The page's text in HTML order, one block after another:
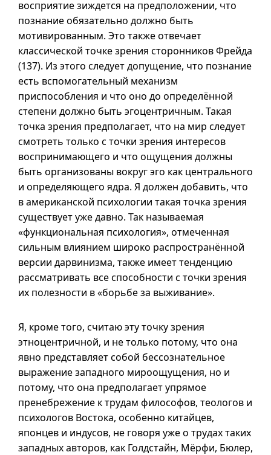
восприятие зиждется на предположении, что
познание обязательно должно быть
мотивированным. Это также отвечает
классической точке зрения сторонников Фрейда
(137). Из этого следует допущение, что познание
есть вспомогательный механизм
приспособления и что оно до определённой
степени должно быть эгоцентричным. Такая
точка зрения предполагает, что на мир следует
смотреть только с точки зрения интересов
воспринимающего и что ощущения должны
быть организованы вокруг эго как центрального
и определяющего ядра. Я должен добавить, что
в американской психологии такая точка зрения
существует уже давно. Так называемая
«функциональная психология», отмеченная
сильным влиянием широко распространённой
версии дарвинизма, также имеет тенденцию
рассматривать все способности с точки зрения
их полезности в «борьбе за выживание».
Я, кроме того, считаю эту точку зрения
этноцентричной, и не только потому, что она
явно представляет собой бессознательное
выражение западного мироощущения, но и
потому, что она предполагает упрямое
пренебрежение к трудам философов, теологов и
психологов Востока, особенно китайцев,
японцев и индусов, не говоря уже о трудах таких
западных авторов, как Голдстайн, Мёрфи, Бюлер,